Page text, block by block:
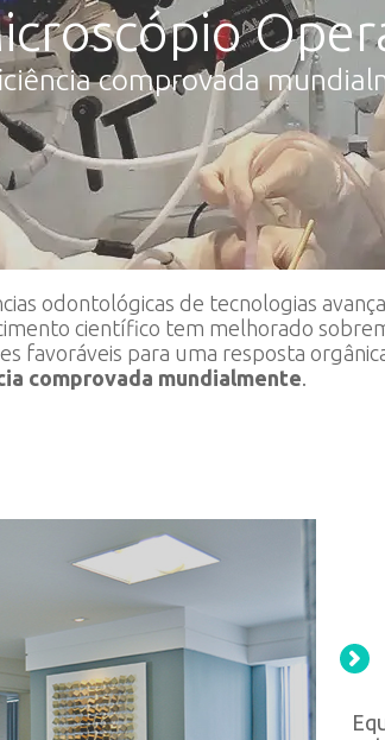
comprovada
odontológicas de tecnologias
científico tem melhorado
favoráveis para uma resposta
comprovada mundialmente.